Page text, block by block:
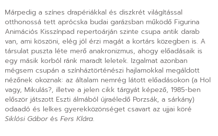
Márpedig a színes drapériákkal és diszkrét világítással
otthonossá tett aprócska budai garázsban működő Figurina
Animációs Kisszínpad repertoárján szinte csupa antik darab
van, ami köszöni, elég jól érzi magát a kortárs közegben is. A
társulat puszta léte merő anakronizmus, ahogy előadásaik is
egy másik korból ránk maradt leletek. Izgalmat azonban
mégsem csupán a színháztörténészi hajlamokkal megáldott
nézőnek okoznak: az általam nemrég látott előadásokon (a Hol
vagy, Mikulás?, illetve a jelen cikk tárgyát képező, 1985-ben
először játszott Eszti álmából újraéledő Porzsák, a sárkány)
odaadó és lelkes gyerekközönséget csavart az ujjai köré
Siklósi Gáborés Fers Klára.